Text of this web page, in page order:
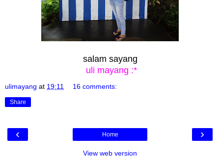
salam sayang
uli mayang :*
ulimayang at 19:11 16 comments:
Share
‹ ›
Home
View web version